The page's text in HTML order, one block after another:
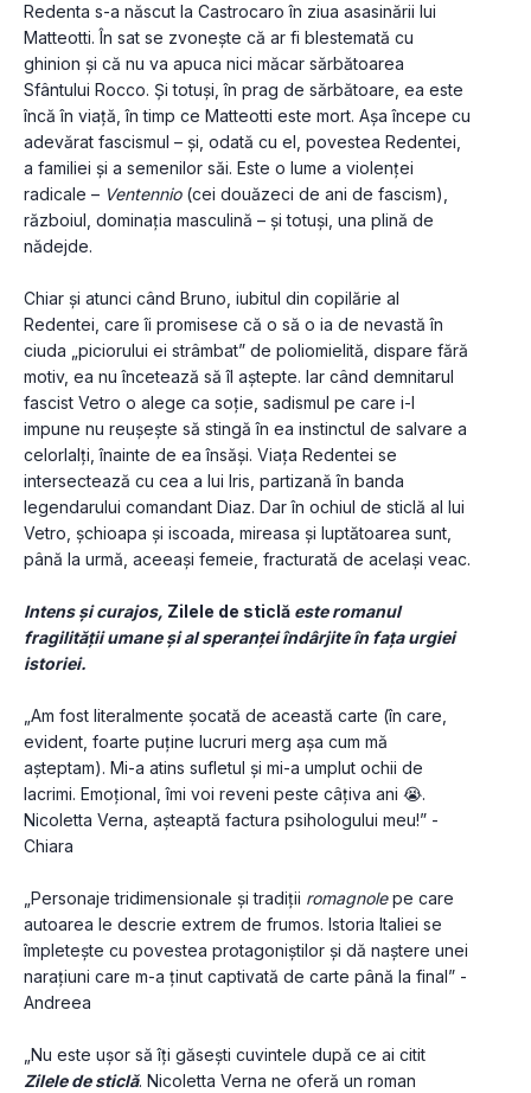
Redenta s-a născut la Castrocaro în ziua asasinării lui
Matteotti. În sat se zvonește că ar fi blestemată cu
ghinion și că nu va apuca nici măcar sărbătoarea
Sfântului Rocco. Și totuși, în prag de sărbătoare, ea este
încă în viață, în timp ce Matteotti este mort. Așa începe cu
adevărat fascismul – și, odată cu el, povestea Redentei,
a familiei și a semenilor săi. Este o lume a violenței
radicale – Ventennio (cei douăzeci de ani de fascism),
războiul, dominația masculină – și totuși, una plină de
nădejde.
Chiar și atunci când Bruno, iubitul din copilărie al
Redentei, care îi promisese că o să o ia de nevastă în
ciuda „piciorului ei strâmbat” de poliomielită, dispare fără
motiv, ea nu încetează să îl aștepte. Iar când demnitarul
fascist Vetro o alege ca soție, sadismul pe care i-l
impune nu reușește să stingă în ea instinctul de salvare a
celorlalți, înainte de ea însăși. Viața Redentei se
intersectează cu cea a lui Iris, partizană în banda
legendarului comandant Diaz. Dar în ochiul de sticlă al lui
Vetro, șchioapa și iscoada, mireasa și luptătoarea sunt,
până la urmă, aceeași femeie, fracturată de același veac.
Intens și curajos, Zilele de sticlă este romanul
fragilității umane și al speranței îndârjite în fața urgiei
istoriei.
„Am fost literalmente șocată de această carte (în care,
evident, foarte puține lucruri merg așa cum mă
așteptam). Mi-a atins sufletul și mi-a umplut ochii de
lacrimi. Emoțional, îmi voi reveni peste câțiva ani 😭.
Nicoletta Verna, așteaptă factura psihologului meu!” -
Chiara
„Personaje tridimensionale și tradiții romagnole pe care
autoarea le descrie extrem de frumos. Istoria Italiei se
împletește cu povestea protagoniștilor și dă naștere unei
narațiuni care m-a ținut captivată de carte până la final” -
Andreea
Zilele de sticlă. Nicoletta Verna ne oferă un roman